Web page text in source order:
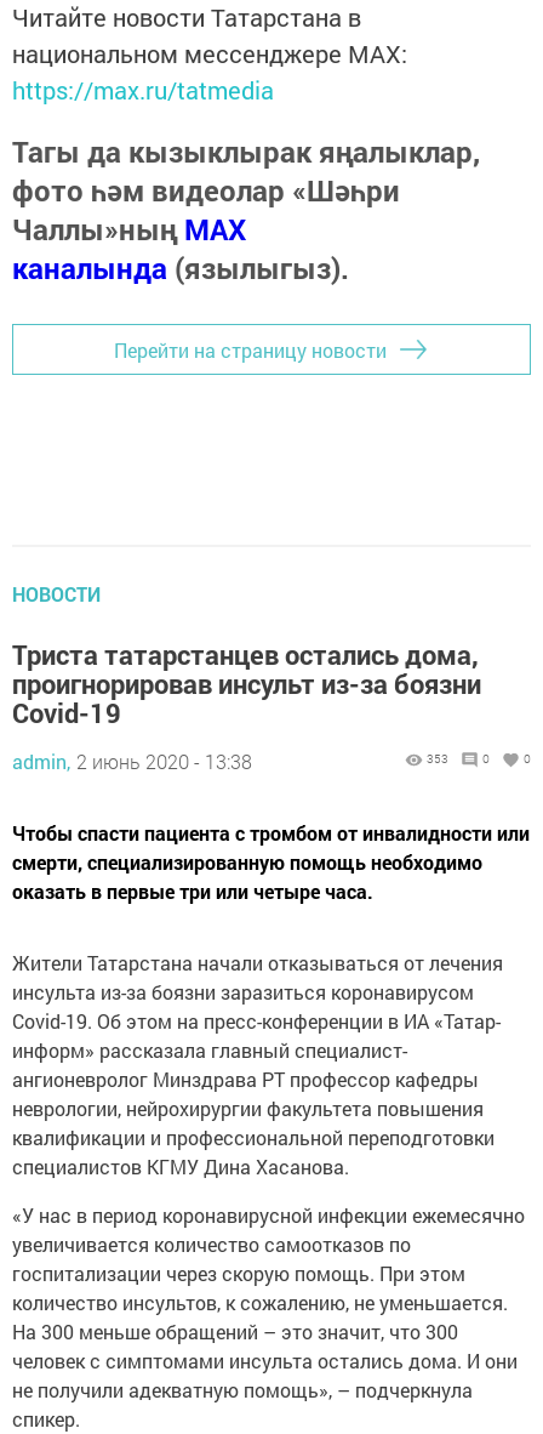
Читайте новости Татарстана в
национальном мессенджере MАХ:
https://max.ru/tatmedia
Тагы да кызыклырак яңалыклар,
фото һәм видеолар «Шәһри
Чаллы»ныңMAX
каналында (язылыгыз).
Перейти на страницу новости
НОВОСТИ
Триста татарстанцев остались дома,
проигнорировав инсульт из-за боязни
Covid-19
admin, 2 июнь 2020 - 13:38 353 0 0
Чтобы спасти пациента с тромбом от инвалидности или
смерти, специализированную помощь необходимо
оказать в первые три или четыре часа.
Жители Татарстана начали отказываться от лечения
инсульта из-за боязни заразиться коронавирусом
Covid-19. Об этом на пресс-конференции в ИА «Татар-
информ» рассказала главный специалист-
ангионевролог Минздрава РТ профессор кафедры
неврологии, нейрохирургии факультета повышения
квалификации и профессиональной переподготовки
специалистов КГМУ Дина Хасанова.
«У нас в период коронавирусной инфекции ежемесячно
увеличивается количество самоотказов по
госпитализации через скорую помощь. При этом
количество инсультов, к сожалению, не уменьшается.
На 300 меньше обращений – это значит, что 300
человек с симптомами инсульта остались дома. И они
не получили адекватную помощь», – подчеркнула
спикер.